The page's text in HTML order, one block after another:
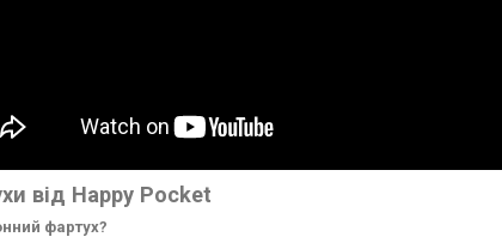
від Happy Pocket
фартух?